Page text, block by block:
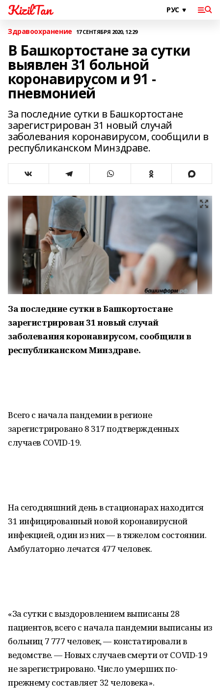
KizilTan
Здравоохранение 17 СЕНТЯБРЯ 2020, 12:29
В Башкортостане за сутки
выявлен 31 больной
коронавирусом и 91 -
пневмонией
За последние сутки в Башкортостане
зарегистрирован 31 новый случай
заболевания коронавирусом, сообщили в
республиканском Минздраве.
За последние сутки в Башкортостане
зарегистрирован 31 новый случай
заболевания коронавирусом, сообщили в
республиканском Минздраве.
Всего с начала пандемии в регионе
зарегистрировано 8 317 подтвержденных
случаев COVID-19.
На сегодняшний день в стационарах находится
31 инфицированный новой коронавирусной
инфекцией, один из них — в тяжелом состоянии.
Амбулаторно лечатся 477 человек.
«За сутки с выздоровлением выписаны 28
пациентов, всего с начала пандемии выписаны из
больниц 7 777 человек, — констатировали в
ведомстве. — Новых случаев смерти от COVID-19
не зарегистрировано. Число умерших по-
прежнему составляет 32 человека».